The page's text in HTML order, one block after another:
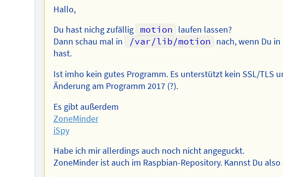
Hallo,
Du hast nichg zufällig
motion laufen lassen?
Dann schau mal in
/var/lib/motion nach, wenn Du
hast.
Ist imho kein gutes Programm. Es unterstützt kein SSL/TLS
Änderung am Programm 2017 (?).
Es gibt außerdem
ZoneMinder
iSpy
Habe ich mir allerdings auch noch nicht angeguckt.
ZoneMinder ist auch im Raspbian-Repository. Kannst Du